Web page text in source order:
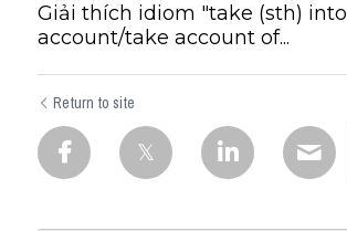
Giải thích idiom "take (sth) into
account/take account of...
Return to site